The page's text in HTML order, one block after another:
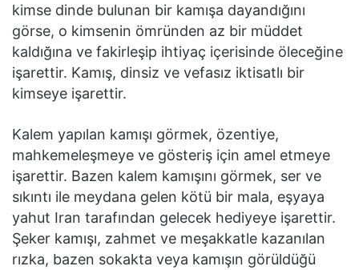
kimse dinde bulunan bir kamışa dayandığını
görse, o kimsenin ömründen az bir müddet
kaldığına ve fakirleşip ihtiyaç içerisinde öleceğine
işarettir. Kamış, dinsiz ve vefasız iktisatlı bir
kimseye işarettir.
Kalem yapılan kamışı görmek, özentiye,
mahkemeleşmeye ve gösteriş için amel etmeye
işarettir. Bazen kalem kamışını görmek, ser ve
sıkıntı ile meydana gelen kötü bir mala, eşyaya
yahut Iran tarafından gelecek hediyeye işarettir.
Şeker kamışı, zahmet ve meşakkatle kazanılan
rızka, bazen sokakta veya kamışın görüldüğü